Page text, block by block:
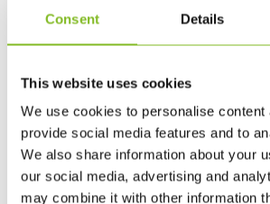
Consent Details
This website uses cookies
We use cookies to personalise content
provide social media features and to
We also share information about your
our social media, advertising and
may combine it with other information
SCHWEIZ’ STÖRSTA
STORMARKNADSKEDJA
KLASSIFICERAR ARTIKLAR
BASERADE PÅ CIRKULÄRT